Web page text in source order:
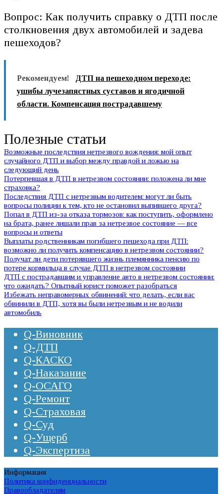
Вопрос: Как получить справку о ДТП после
столкновения двух автомобилей и задева
пешеходов?
Рекомендуем!
ДТП на пешеходном переходе:
ушибы лучезапястных суставов и ягодичной
области. Компенсация пострадавшему
Полезные статьи
Возможные последствия нетрезвого вождения: мой опыт
случайного ДТП и выбор между правдой и ложью на
следующий день
Потерпевшая в ДТП в нетрезвом состоянии: положена ли мне
страховка?
Последствия ДТП с нетрезвым водителем: могут ли быть
вопросы полиции к тем, кто не остановил выпившего друга?
Попал в ДТП из-за отказа тормозов: как поступить, оформлено
на брата, ранее лишали прав за нетрезвое состояние — все
вопросы и ответы
Выплаты родственникам погибшего пешехода при ДТП:
возможно ли получить компенсацию в нетрезвом состоянии?
Получат ли дети потерявшего жизнь племянника пенсию по
потере кормильца в случае ДТП в нетрезвом состоянии
ДТП с пострадавшим и управление авто в нетрезвом состоянии:
что ожидать? Опытный юрист поможет разобраться
Избежать неправомерных обвинений: что делать, если вас
обвинили в ДТП, хотя вы были нетрезвым и не водили
автомобиль
Q-Виновник
Q-ДТП
Q-КАСКО
Q-Наказание
Q-ОСАГО
Q-Ремонт
Q-Страховая
Q-Суд
Q-Ущерб
Q-Экспертиза
Информация
Политика конфиденциальности
Правообладателям